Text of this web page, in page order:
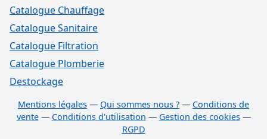
Catalogue Chauffage
Catalogue Sanitaire
Catalogue Filtration
Catalogue Plomberie
Destockage
Mentions légales — Qui sommes nous ? — Conditions de
vente— Conditions d'utilisation — Gestion des cookies—
RGPD